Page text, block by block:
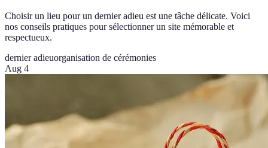
Choisir un lieu pour un dernier adieu est une tâche délicate. Voici
nos conseils pratiques pour sélectionner un site mémorable et
respectueux.
dernier adieuorganisation de cérémonies
Aug 4